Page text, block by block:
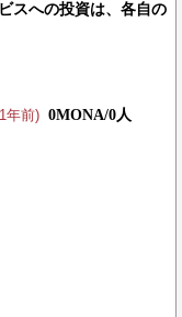
スへの投資は、各自の
年前) 0MONA/0人